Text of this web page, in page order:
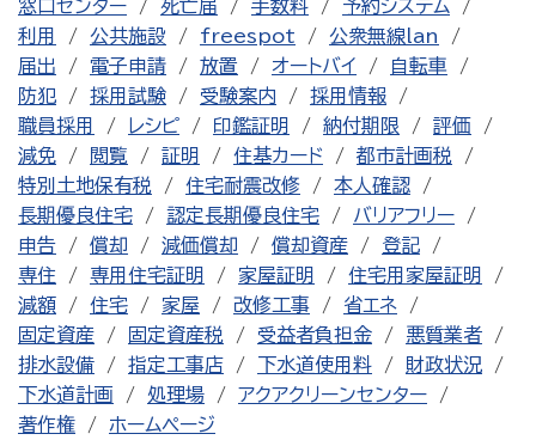
窓口センター
死亡届 手数料
予約システム
利用
公共施設 freespot
公衆無線lan
届出
電子申請 放置 オートバイ
自転車
防犯
採用試験 受験案内
採用情報
職員採用
レシピ 印鑑証明 納付期限
評価
減免
閲覧 証明 住基カード
都市計画税
特別土地保有税
住宅耐震改修
本人確認
長期優良住宅
認定長期優良住宅
バリアフリー
申告
償却 減価償却 償却資産
登記
専住
専用住宅証明 家屋証明
住宅用家屋証明
減額
住宅 家屋 改修工事
省エネ
固定資産
固定資産税 受益者負担金
悪質業者
排水設備
指定工事店 下水道使用料
財政状況
下水道計画
処理場
アクアクリーンセンター
著作権
ホームページ